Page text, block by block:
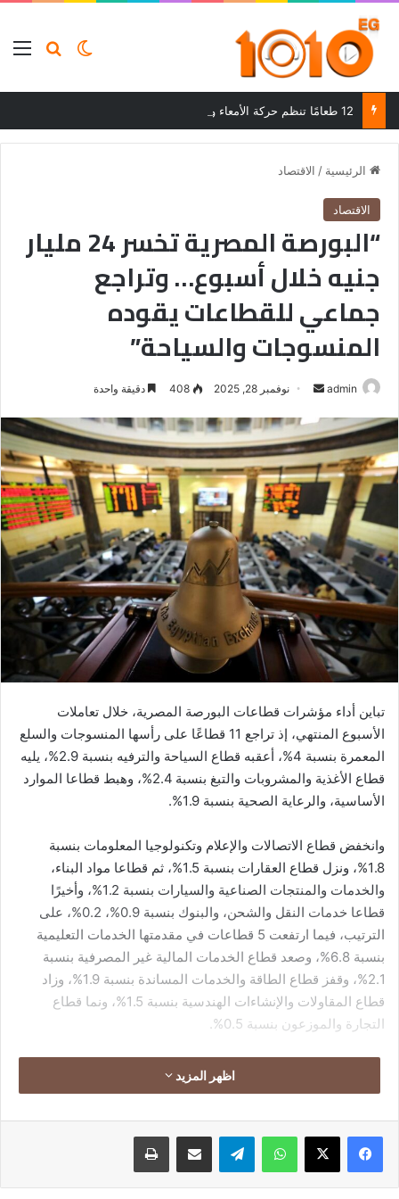
بحثالوضع
الرئيسية / الاقتصاد
الاقتصاد
“البورصة المصرية تخسر 24 مليار
جنيه خلال أسبوع… وتراجع
جماعي للقطاعات يقوده
المنسوجات والسياحة”
admin
أرسل
إلكترونيا
نوفمبر 28, 2025 408 دقيقة واحدة
تباين أداء مؤشرات قطاعات البورصة المصرية، خلال تعاملات
الأسبوع المنتهي، إذ تراجع 11 قطاعًا على رأسها المنسوجات والسلع
المعمرة بنسبة 4%، أعقبه قطاع السياحة والترفيه بنسبة 2.9%، يليه
قطاع الأغذية والمشروبات والتبغ بنسبة 2.4%، وهبط قطاعا الموارد
الأساسية، والرعاية الصحية بنسبة 1.9%.
وانخفض قطاع الاتصالات والإعلام وتكنولوجيا المعلومات بنسبة
1.8%، ونزل قطاع العقارات بنسبة 1.5%، ثم قطاعا مواد البناء،
والخدمات والمنتجات الصناعية والسيارات بنسبة 1.2%، وأخيرًا
قطاعا خدمات النقل والشحن، والبنوك بنسبة 0.9%، 0.2%، على
الترتيب، فيما ارتفعت 5 قطاعات في مقدمتها الخدمات التعليمية
بنسبة 6.8%، وصعد قطاع الخدمات المالية غير المصرفية بنسبة
2.1%، وقفز قطاع الطاقة والخدمات المساندة بنسبة 1.9%، وزاد
قطاع المقاولات والإنشاءات الهندسية بنسبة 1.5%، ونما قطاع
التجارة والموزعون بنسبة 0.5%.
بنسبة 0.65% ليغلق عند مستوى 40039.24 نقطة، خلال جلسات
إكس 70 متساوي الأوزان”، بنسبة 0.46% ليغلق عند مستوى
اظهر المزيد
فيسبوك ‫X واتساب تيلقرام مشاركة عبر البريد طباعة